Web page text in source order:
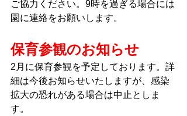
ご協力ください。9時を過ぎる場合には
園に連絡をお願いします。
保育参観のお知らせ
2月に保育参観を予定しております。詳
細は今後お知らせいたしますが、感染
拡大の恐れがある場合は中止としま
す。